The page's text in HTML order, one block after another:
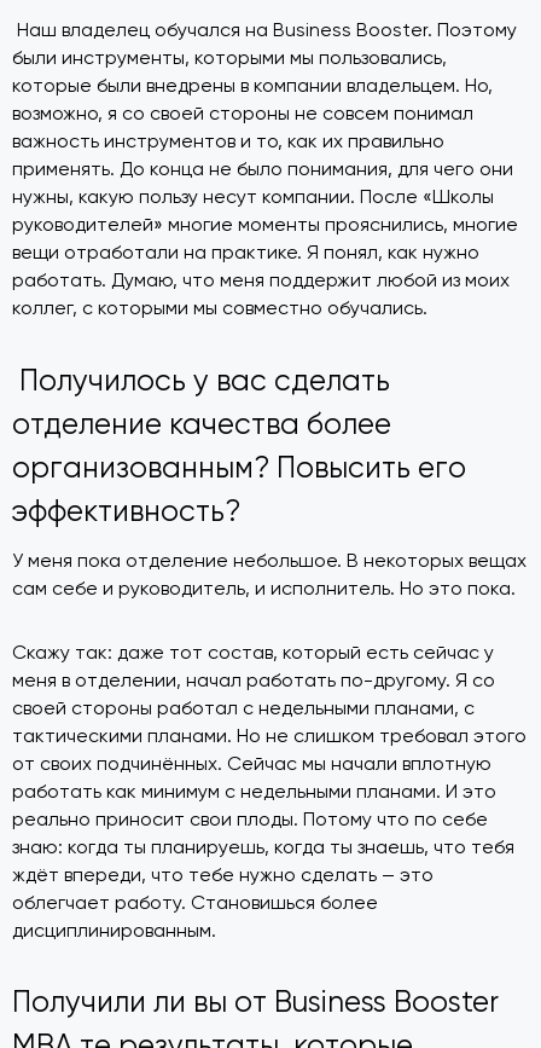
Наш владелец обучался на Business Booster. Поэтому
были инструменты, которыми мы пользовались,
которые были внедрены в компании владельцем. Но,
возможно, я со своей стороны не совсем понимал
важность инструментов и то, как их правильно
применять. До конца не было понимания, для чего они
нужны, какую пользу несут компании. После «Школы
руководителей» многие моменты прояснились, многие
вещи отработали на практике. Я понял, как нужно
работать. Думаю, что меня поддержит любой из моих
коллег, с которыми мы совместно обучались.
Получилось у вас сделать
отделение качества более
организованным? Повысить его
эффективность?
У меня пока отделение небольшое. В некоторых вещах
сам себе и руководитель, и исполнитель. Но это пока.
Скажу так: даже тот состав, который есть сейчас у
меня в отделении, начал работать по-другому. Я со
своей стороны работал с недельными планами, с
тактическими планами. Но не слишком требовал этого
от своих подчинённых. Сейчас мы начали вплотную
работать как минимум с недельными планами. И это
реально приносит свои плоды. Потому что по себе
знаю: когда ты планируешь, когда ты знаешь, что тебя
ждёт впереди, что тебе нужно сделать — это
облегчает работу. Становишься более
дисциплинированным.
Получили ли вы от Business Booster